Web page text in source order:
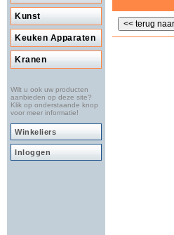
Kunst
Keuken Apparaten
Kranen
Wilt u ook uw producten
aanbieden op deze site?
Klik op onderstaande knop
voor meer informatie!
Winkeliers
Inloggen